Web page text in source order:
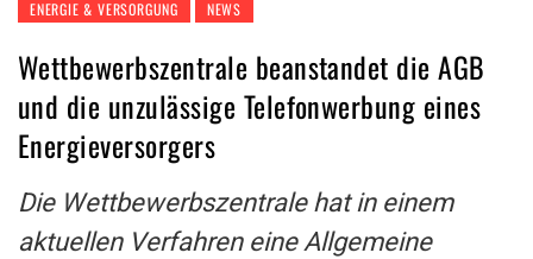
ENERGIE & VERSORGUNG NEWS
Wettbewerbszentrale beanstandet die AGB
und die unzulässige Telefonwerbung eines
Energieversorgers
Die Wettbewerbszentrale hat in einem
aktuellen Verfahren eine Allgemeine